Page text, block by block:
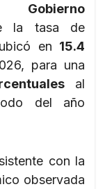
Gobierno
la tasa de
en 15.4
para una
al
del año
con la
observada